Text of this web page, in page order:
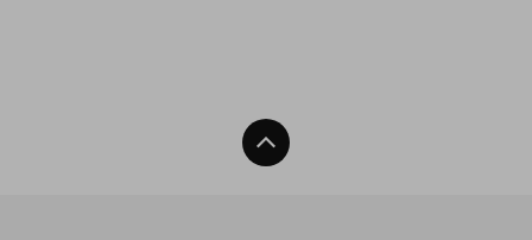
Back To Top